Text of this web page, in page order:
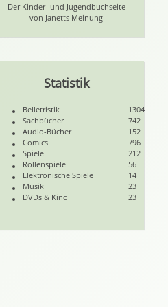
Der Kinder- und Jugendbuchseite
von Janetts Meinung
Statistik
Belletristik
1304
Sachbücher
742
Audio-Bücher
152
Comics
796
Spiele
212
Rollenspiele
56
Elektronische Spiele
14
Musik
23
DVDs & Kino
23